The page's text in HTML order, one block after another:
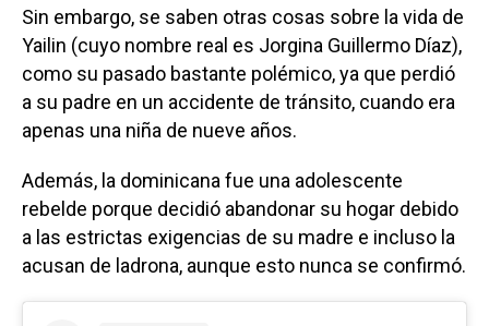
Sin embargo, se saben otras cosas sobre la vida de
Yailin (cuyo nombre real es Jorgina Guillermo Díaz),
como su pasado bastante polémico, ya que perdió
a su padre en un accidente de tránsito, cuando era
apenas una niña de nueve años.
Además, la dominicana fue una adolescente
rebelde porque decidió abandonar su hogar debido
a las estrictas exigencias de su madre e incluso la
acusan de ladrona, aunque esto nunca se confirmó.